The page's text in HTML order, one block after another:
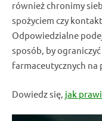
również chronimy
spożyciem czy
Odpowiedzialne
sposób, by
farmaceutycznych na
Dowiedz się, jak